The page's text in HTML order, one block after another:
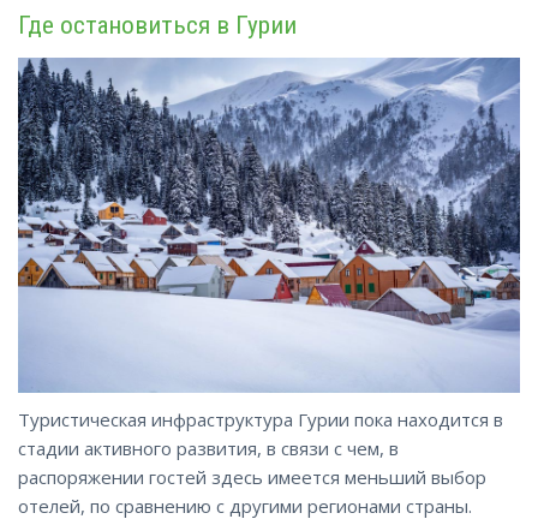
Где остановиться в Гурии
Туристическая инфраструктура Гурии пока находится в
стадии активного развития, в связи с чем, в
распоряжении гостей здесь имеется меньший выбор
отелей, по сравнению с другими регионами страны.